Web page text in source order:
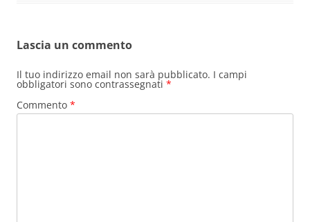
Lascia un commento
Il tuo indirizzo email non sarà pubblicato. I campi
obbligatori sono contrassegnati *
Commento *